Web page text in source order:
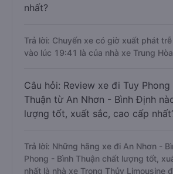
nhất?
Trả lời: Chuyến xe có giờ xuất phát
vào lúc 19:41 là của nhà xe Trung
Câu hỏi: Review xe đi Tuy Phong
Thuận từ An Nhơn - Bình Định
lượng tốt, xuất sắc, cao cấp
Trả lời: Những hãng xe đi An Nhơn -
Phong - Bình Thuận chất lượng tốt,
nhất là nhà xe Trọng Thủy Limousine